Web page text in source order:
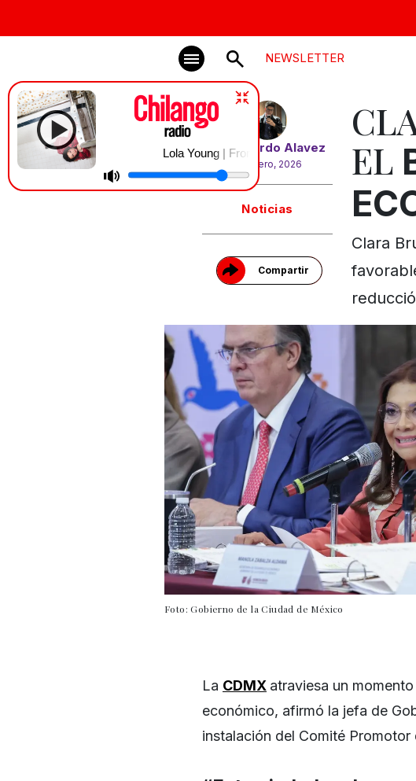
NEWSLETTER
Lola Young | From Down Here
PorEduardo Alavez
29 enero, 2026
Noticias
Compartir
Gracias!
EL
Clara
Foto: Gobierno de la Ciudad de México
La CDMX atraviesa un
económico, afirmó la jefa de
instalación del Comité